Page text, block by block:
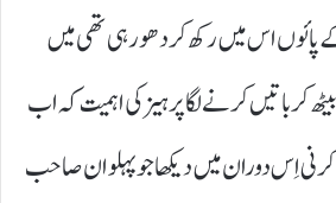
اس میں رکھ کر دھو رہی تھی میں
باتیں کرنے لگا پرہیز کی اہمیت کہ اب
اِس دوران میں دیکھا جو پہلوان صاحب